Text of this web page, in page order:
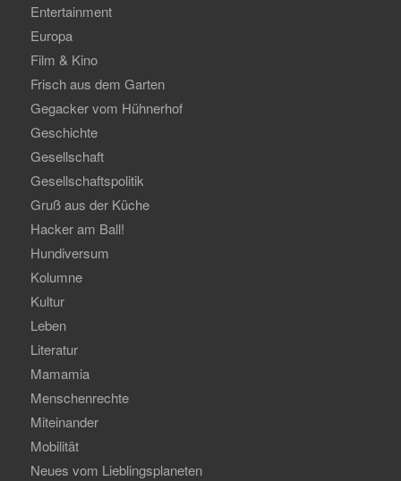
Entertainment
Europa
Film & Kino
Frisch aus dem Garten
Gegacker vom Hühnerhof
Geschichte
Gesellschaft
Gesellschaftspolitik
Gruß aus der Küche
Hacker am Ball!
Hundiversum
Kolumne
Kultur
Leben
Literatur
Mamamia
Menschenrechte
Miteinander
Mobilität
Neues vom Lieblingsplaneten